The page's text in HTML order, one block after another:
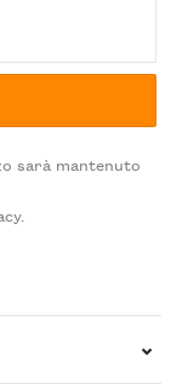
sarà mantenuto